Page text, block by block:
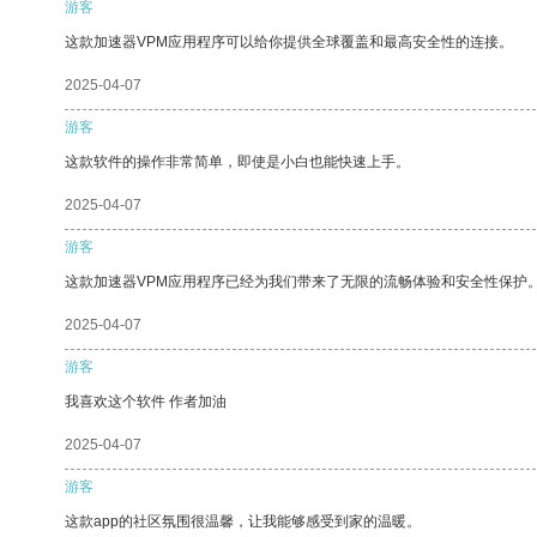
游客
这款加速器VPM应用程序可以给你提供全球覆盖和最高安全性的连接。
2025-04-07
游客
这款软件的操作非常简单，即使是小白也能快速上手。
2025-04-07
游客
这款加速器VPM应用程序已经为我们带来了无限的流畅体验和安全性保护
2025-04-07
游客
我喜欢这个软件 作者加油
2025-04-07
游客
这款app的社区氛围很温馨，让我能够感受到家的温暖。